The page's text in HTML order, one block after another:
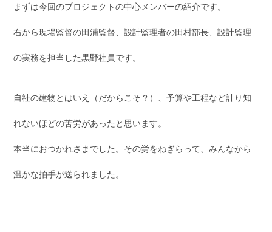
まずは今回のプロジェクトの中心メンバーの紹介です。
右から現場監督の田浦監督、設計監理者の田村部長、設計監理
の実務を担当した黒野社員です。
自社の建物とはいえ（だからこそ？）、予算や工程など計り知
れないほどの苦労があったと思います。
本当におつかれさまでした。その労をねぎらって、みんなから
温かな拍手が送られました。